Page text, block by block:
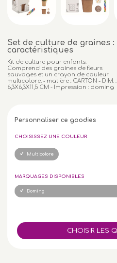
Set de culture de graines :
caractéristiques
Kit de culture pour enfants.
Comprend des graines de fleurs
sauvages et un crayon de couleur
multicolore. - matière : CARTON - DIM. :
6,3X6,3X11,5 CM - Impression : doming
Personnaliser ce goodies
CHOISISSEZ UNE COULEUR
Multicolore
MARQUAGES DISPONIBLES
Doming